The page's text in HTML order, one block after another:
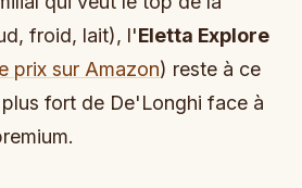
froid, lait), l'Eletta Explore
prix sur Amazon) reste à ce
fort de De'Longhi face à